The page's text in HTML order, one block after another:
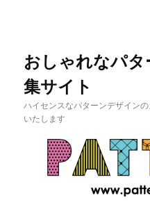
おしゃれなパ
集サイト
ハイセンスなパターンデザイン
いたします